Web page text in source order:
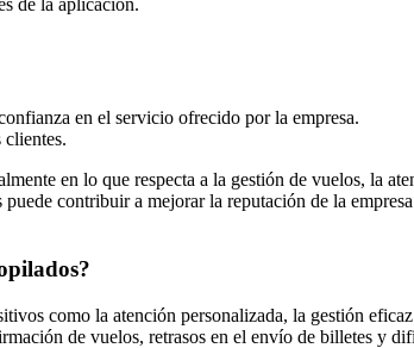
de la aplicación.
en el servicio ofrecido por la empresa.
clientes.
en lo que respecta a la gestión de vuelos, la
contribuir a mejorar la reputación de la
como la atención personalizada, la gestión
de vuelos, retrasos en el envío de billetes y